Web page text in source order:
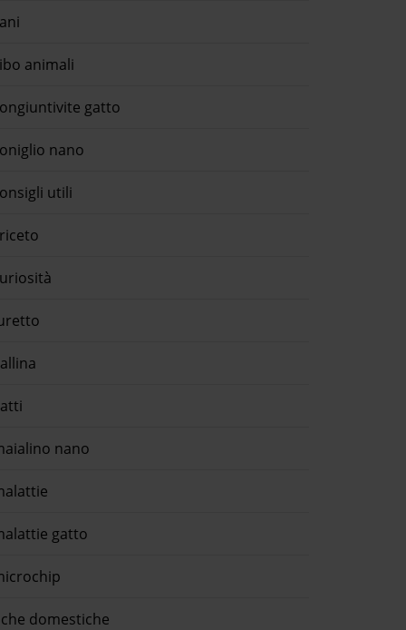
animali
gatto
nano
utili
nano
gatto
domestiche